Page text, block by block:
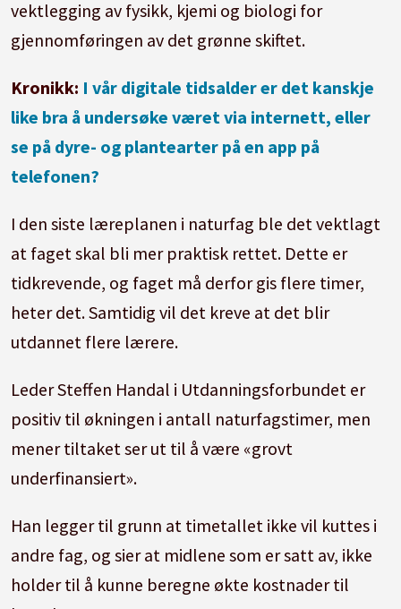
vektlegging av fysikk, kjemi og biologi for
gjennomføringen av det grønne skiftet.
Kronikk: I vår digitale tidsalder er det kanskje
like bra å undersøke været via internett, eller
se på dyre- og plantearter på en app på
telefonen?
I den siste læreplanen i naturfag ble det vektlagt
at faget skal bli mer praktisk rettet. Dette er
tidkrevende, og faget må derfor gis flere timer,
heter det. Samtidig vil det kreve at det blir
utdannet flere lærere.
Leder Steffen Handal i Utdanningsforbundet er
positiv til økningen i antall naturfagstimer, men
mener tiltaket ser ut til å være «grovt
underfinansiert».
Han legger til grunn at timetallet ikke vil kuttes i
andre fag, og sier at midlene som er satt av, ikke
holder til å kunne beregne økte kostnader til